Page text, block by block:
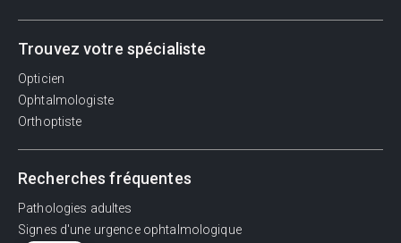
Trouvez votre spécialiste
Opticien
Ophtalmologiste
Orthoptiste
Recherches fréquentes
Pathologies adultes
Signes d'une urgence ophtalmologique